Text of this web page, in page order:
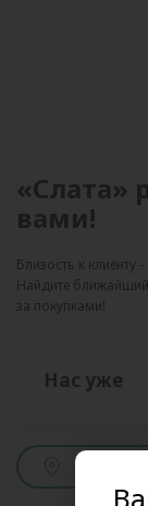
«Слата»
вами!
Близость к клиенту
Найдите ближайший
за покупками!
Нас уже